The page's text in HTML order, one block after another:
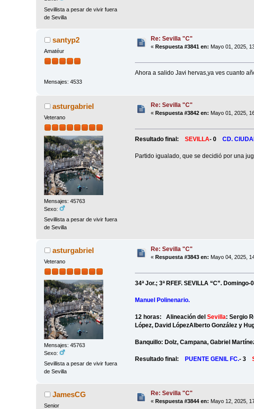
Sevillista a pesar de vivir fuera
de Sevilla
santyp2
Amatéur
Mensajes: 4533
Re: Sevilla "C"
«Respuesta #3841 en: Mayo 01, 2025,
Ahora a salido Javi hervas,ya ves cuanto
asturgabriel
Veterano
Mensajes: 45763
Sexo:
Sevillista a pesar de vivir fuera
de Sevilla
Re: Sevilla "C"
«Respuesta #3842 en: Mayo 01, 2025,
Resultado final: SEVILLA- 0 CD.
Partido igualado, que se decidió por una
asturgabriel
Veterano
Mensajes: 45763
Sexo:
Sevillista a pesar de vivir fuera
de Sevilla
Re: Sevilla "C"
«Respuesta #3843 en: Mayo 04, 2025,
34ª Jor.; 3ª RFEF. SEVILLA “C”. Domingo-
Manuel Polinenario.
12 horas: Alineación del Sevilla: Sergio
López, David LópezAlberto González y
Banquillo: Dolz, Campana, Gabriel
Resultado final: PUENTE GENIL FC.- 3
JamesCG
Senior
Re: Sevilla "C"
«Respuesta #3844 en: Mayo 12, 2025,